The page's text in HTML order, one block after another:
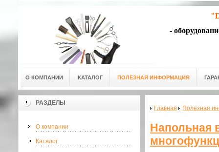
-
О КОМПАНИИ КАТАЛОГ ПОЛЕЗНАЯ ИНФОРМАЦИЯ
РАЗДЕЛЫ
О компании
Каталог
Главная Полезная
Напольная